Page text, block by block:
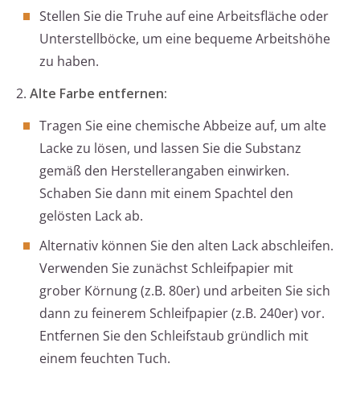
Stellen Sie die Truhe auf eine Arbeitsfläche oder
Unterstellböcke, um eine bequeme Arbeitshöhe
zu haben.
2. Alte Farbe entfernen:
Tragen Sie eine chemische Abbeize auf, um alte
Lacke zu lösen, und lassen Sie die Substanz
gemäß den Herstellerangaben einwirken.
Schaben Sie dann mit einem Spachtel den
gelösten Lack ab.
Alternativ können Sie den alten Lack abschleifen.
Verwenden Sie zunächst Schleifpapier mit
grober Körnung (z.B. 80er) und arbeiten Sie sich
dann zu feinerem Schleifpapier (z.B. 240er) vor.
Entfernen Sie den Schleifstaub gründlich mit
einem feuchten Tuch.